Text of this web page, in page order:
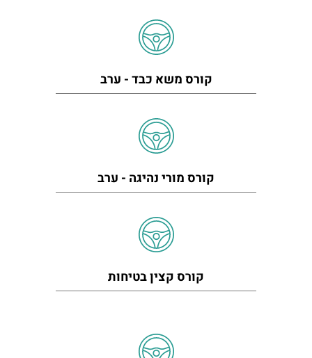
קורס משא כבד - ערב
קורס מורי נהיגה - ערב
קורס קצין בטיחות